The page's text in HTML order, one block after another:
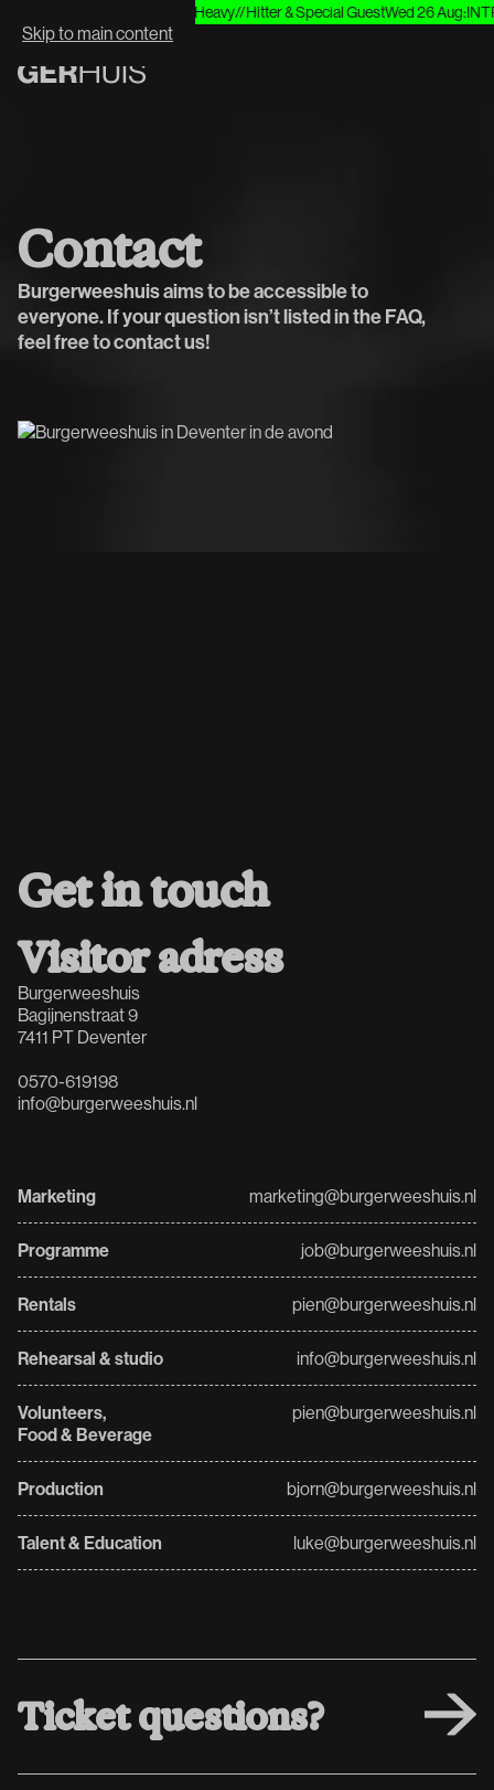
Skip to main content
Heavy//Hitter & Special GuestWed 26 Aug:
Contact
Burgerweeshuis aims to be accessible to
everyone. If your question isn’t listed in the FAQ,
feel free to contact us!
Get in touch
Visitor adress
Burgerweeshuis
Bagijnenstraat 9
7411 PT Deventer
0570-619198
info@burgerweeshuis.nl
Marketing marketing@burgerweeshuis.nl
Programme job@burgerweeshuis.nl
Rentals pien@burgerweeshuis.nl
Rehearsal & studio info@burgerweeshuis.nl
Volunteers,
Food & Beverage
pien@burgerweeshuis.nl
Production bjorn@burgerweeshuis.nl
Talent & Education luke@burgerweeshuis.nl
Ticket questions?